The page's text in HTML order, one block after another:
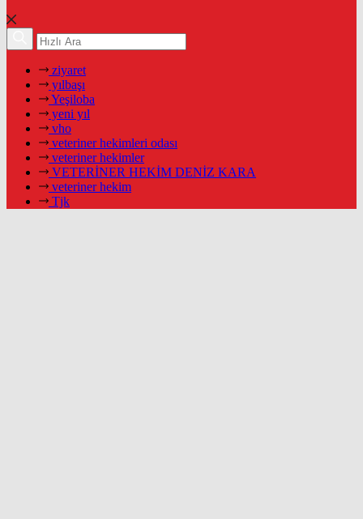
ziyaret
yılbaşı
Yeşiloba
yeni yıl
vho
veteriner hekimleri odası
veteriner hekimler
VETERİNER HEKİM DENİZ KARA
veteriner hekim
Tjk